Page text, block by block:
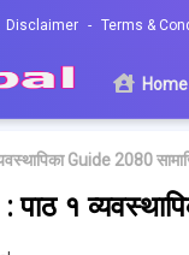
Disclaimer Terms &
Home
Guide 2080
१